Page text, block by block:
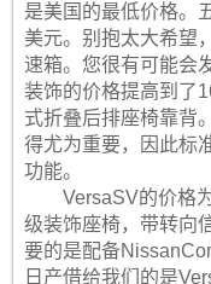
是美国的最低价格。
美元。别抱太大希望
速箱。您很有可能会
装饰的价格提高到了
式折叠后排座椅靠背
得尤为重要，因此标
功能。
VersaSV的价格
级装饰座椅，带转向
要的是配备
日产借给我们的是